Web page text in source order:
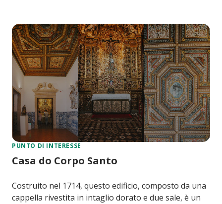
PUNTO DI INTERESSE
Casa do Corpo Santo
Costruito nel 1714, questo edificio, composto da una
cappella rivestita in intaglio dorato e due sale, è un